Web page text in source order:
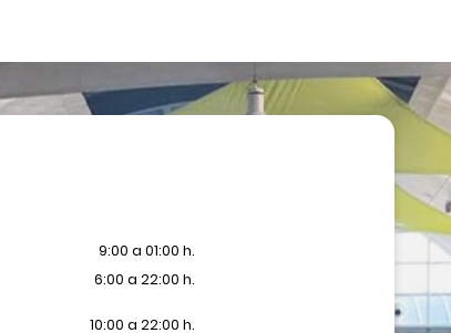
9:00 a 01:00 h.
6:00 a 22:00 h.
10:00 a 22:00 h.